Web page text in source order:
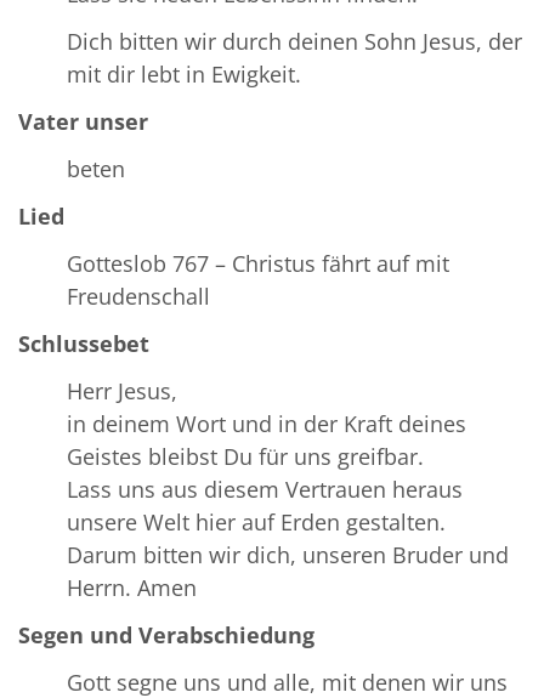
Dich bitten wir durch deinen Sohn Jesus, der
mit dir lebt in Ewigkeit.
Vater unser
beten
Lied
Gotteslob 767 – Christus fährt auf mit
Freudenschall
Schlussebet
Herr Jesus,
in deinem Wort und in der Kraft deines
Geistes bleibst Du für uns greifbar.
Lass uns aus diesem Vertrauen heraus
unsere Welt hier auf Erden gestalten.
Darum bitten wir dich, unseren Bruder und
Herrn. Amen
Segen und Verabschiedung
Gott segne uns und alle, mit denen wir uns